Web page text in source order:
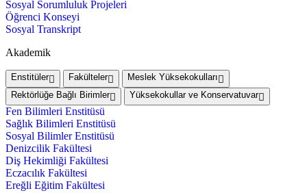
Sosyal Sorumluluk Projeleri
Öğrenci Konseyi
Sosyal Transkript
Akademik
Enstitüler Fakülteler
Meslek Yüksekokulları
Rektörlüğe Bağlı Birimler
Yüksekokullar ve Konservatuvar
Fen Bilimleri Enstitüsü
Sağlık Bilimleri Enstitüsü
Sosyal Bilimler Enstitüsü
Denizcilik Fakültesi
Diş Hekimliği Fakültesi
Eczacılık Fakültesi
Ereğli Eğitim Fakültesi